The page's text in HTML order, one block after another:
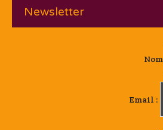
Newsletter
Nom
Email :